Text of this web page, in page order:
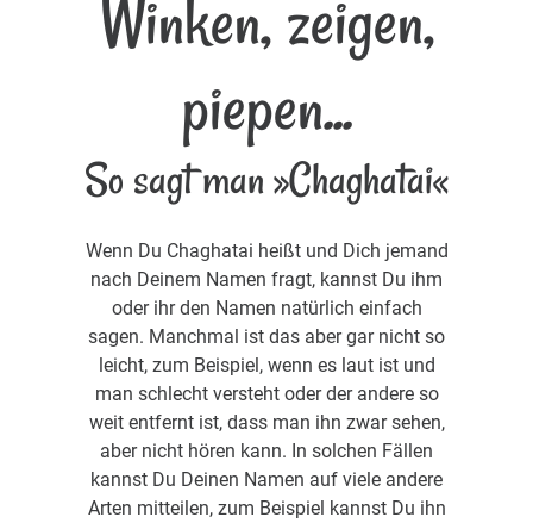
Winken, zeigen,
piepen...
So sagt man »Chaghatai«
Wenn Du Chaghatai heißt und Dich jemand
nach Deinem Namen fragt, kannst Du ihm
oder ihr den Namen natürlich einfach
sagen. Manchmal ist das aber gar nicht so
leicht, zum Beispiel, wenn es laut ist und
man schlecht versteht oder der andere so
weit entfernt ist, dass man ihn zwar sehen,
aber nicht hören kann. In solchen Fällen
kannst Du Deinen Namen auf viele andere
Arten mitteilen, zum Beispiel kannst Du ihn